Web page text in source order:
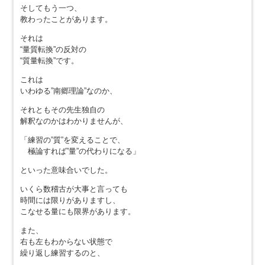
そしてもう一つ、
教わったことがあります。
それは
“量質転換”の反対の
“質量転換”です。
これは
いわゆる”南郷理論”なのか、
それともその先生独自の
解釈なのかはわかりませんが、
「練習の”質”を変えることで、
極論すれば”量”の代わりになる」
といった意味合いでした。
いくら数稽古が大事と言っても
時間には限りがありますし、
こなせる量にも限界があります。
また、
右も左もわからない状態で
繰り返し練習するのと、